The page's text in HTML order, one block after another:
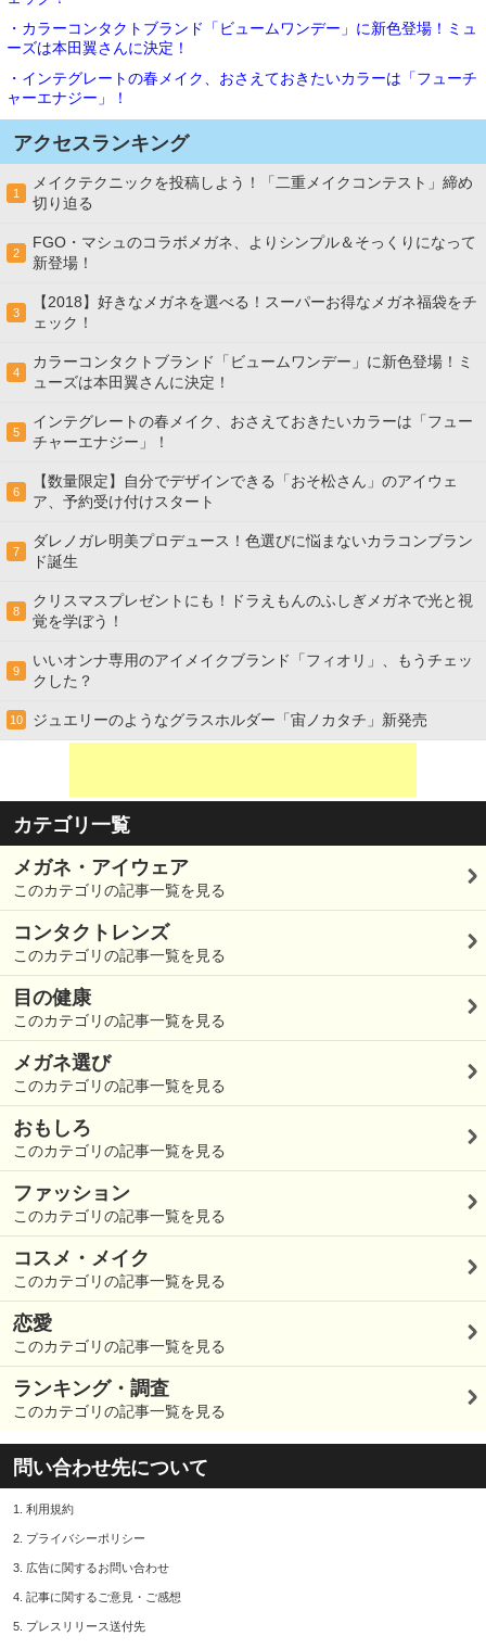
・カラーコンタクトブランド「ビュームワンデー」に新色登場！ミュ
ーズは本田翼さんに決定！
・インテグレートの春メイク、おさえておきたいカラーは「フューチ
ャーエナジー」！
アクセスランキング
1
メイクテクニックを投稿しよう！「二重メイクコンテスト」締め
切り迫る
2
FGO・マシュのコラボメガネ、よりシンプル＆そっくりになって
新登場！
3
【2018】好きなメガネを選べる！スーパーお得なメガネ福袋をチ
ェック！
4
カラーコンタクトブランド「ビュームワンデー」に新色登場！ミ
ューズは本田翼さんに決定！
5
インテグレートの春メイク、おさえておきたいカラーは「フュー
チャーエナジー」！
6
【数量限定】自分でデザインできる「おそ松さん」のアイウェ
ア、予約受け付けスタート
7
ダレノガレ明美プロデュース！色選びに悩まないカラコンブラン
ド誕生
8
クリスマスプレゼントにも！ドラえもんのふしぎメガネで光と視
覚を学ぼう！
9
いいオンナ専用のアイメイクブランド「フィオリ」、もうチェッ
クした？
10 ジュエリーのようなグラスホルダー「宙ノカタチ」新発売
カテゴリ一覧
メガネ・アイウェア
このカテゴリの記事一覧を見る
コンタクトレンズ
このカテゴリの記事一覧を見る
目の健康
このカテゴリの記事一覧を見る
メガネ選び
このカテゴリの記事一覧を見る
おもしろ
このカテゴリの記事一覧を見る
ファッション
このカテゴリの記事一覧を見る
コスメ・メイク
このカテゴリの記事一覧を見る
恋愛
このカテゴリの記事一覧を見る
ランキング・調査
このカテゴリの記事一覧を見る
問い合わせ先について
1. 利用規約
2. プライバシーポリシー
3. 広告に関するお問い合わせ
4. 記事に関するご意見・ご感想
5. プレスリリース送付先